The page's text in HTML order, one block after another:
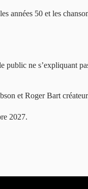
50 et les
public ne s’expliquant
et Roger Bart
2027.